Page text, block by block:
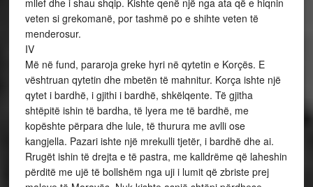
mllef dhe i shau shqip. Kishte qenë një nga ata që e hiqnin
veten si grekomanë, por tashmë po e shihte veten të
menderosur.
IV
Më në fund, pararoja greke hyri në qytetin e Korçës. E
vështruan qytetin dhe mbetën të mahnitur. Korça ishte një
qytet i bardhë, i gjithi i bardhë, shkëlqente. Të gjitha
shtëpitë ishin të bardha, të lyera me të bardhë, me
kopështe përpara dhe lule, të thurura me avlli ose
kangjella. Pazari ishte një mrekulli tjetër, i bardhë dhe ai.
Rrugët ishin të drejta e të pastra, me kalldrëme që laheshin
përditë me ujë të bollshëm nga uji i lumit që zbriste prej